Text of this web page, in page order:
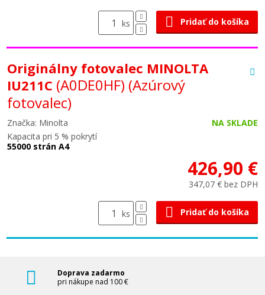
ks Pridať do košíka
Originálny fotovalec MINOLTA
IU211C (A0DE0HF) (Azúrový
fotovalec)
Značka: Minolta
NA SKLADE
Kapacita pri 5 % pokrytí
55000 strán A4
426,90 €
347,07 € bez DPH
ks Pridať do košíka
Doprava zadarmo
pri nákupe nad 100 €